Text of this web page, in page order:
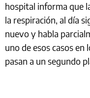
hospital informa que
la respiración, al día
nuevo y habla
uno de esos casos
pasan a un segundo